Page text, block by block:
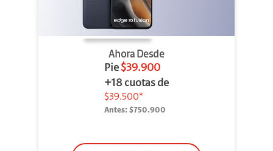
Ahora Desde
Pie $39.900
+18 cuotas de
$39.500*
Antes: $750.900